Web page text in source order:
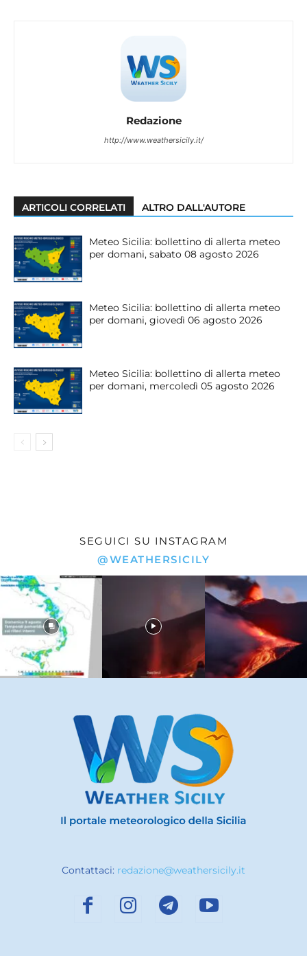
Redazione
http://www.weathersicily.it/
ARTICOLI CORRELATI ALTRO DALL'AUTORE
Meteo Sicilia: bollettino di allerta meteo
per domani, sabato 08 agosto 2026
Meteo Sicilia: bollettino di allerta meteo
per domani, giovedì 06 agosto 2026
Meteo Sicilia: bollettino di allerta meteo
per domani, mercoledì 05 agosto 2026
SEGUICI SU INSTAGRAM
@WEATHERSICILY
Contattaci: redazione@weathersicily.it